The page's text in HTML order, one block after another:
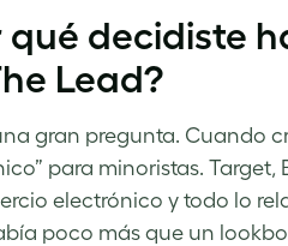
qué decidiste
Lead?
gran pregunta. Cuando
para minoristas.
electrónico y todo lo
poco más que un